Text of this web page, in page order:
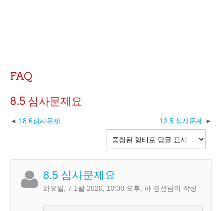
FAQ
8.5 심사문제요
18.6심사문제 12.5 심사문제
8.5 심사문제요
화요일, 7 1월 2020, 10:30 오후 하 경선님이 작성